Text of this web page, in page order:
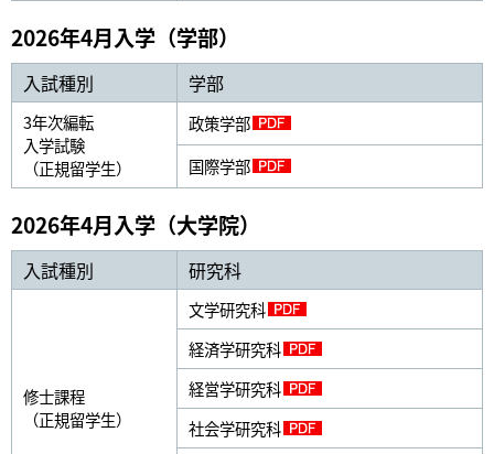
2026年4月入学（学部）
入試種別 学部
3年次編転
入学試験
（正規留学生）
政策学部
国際学部
2026年4月入学（大学院）
入試種別 研究科
修士課程
（正規留学生）
文学研究科
経済学研究科
経営学研究科
社会学研究科